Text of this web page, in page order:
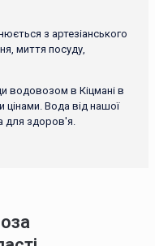
з артезіанського
миття посуду,
водовозом в Кіцмані в
цінами. Вода від нашої
для здоров'я.